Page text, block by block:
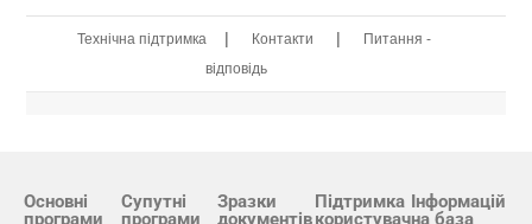
Технічна підтримка | Контакти |
Питання -
відповідь
Основні
програми
Супутні
програми
Зразки
документів
Підтримка
користувач
Інформацій
на база